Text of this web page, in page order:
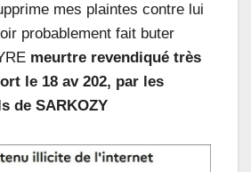
mes plaintes contre lui
probablement fait buter
meurtre revendiqué très
le 18 av 202, par les
de SARKOZY